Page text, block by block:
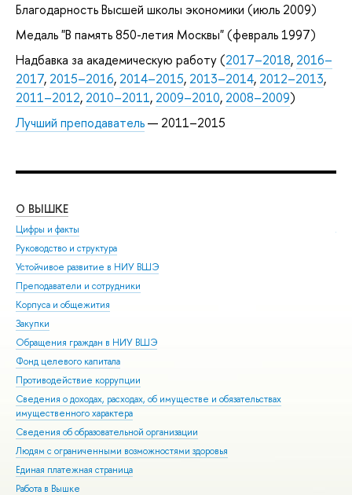
Благодарность Высшей школы экономики (июль 2009)
Медаль "В память 850-летия Москвы" (февраль 1997)
Надбавка за академическую работу (2017–2018, 2016–
2017, 2015–2016, 2014–2015, 2013–2014, 2012–2013,
2011–2012, 2010–2011, 2009–2010, 2008–2009)
Лучший преподаватель— 2011–2015
О ВЫШКЕ
Цифры и факты
Руководство и структура
Устойчивое развитие в НИУ ВШЭ
Преподаватели и сотрудники
Корпуса и общежития
Закупки
Обращения граждан в НИУ ВШЭ
Фонд целевого капитала
Противодействие коррупции
Сведения о доходах, расходах, об имуществе и обязательствах
имущественного характера
Сведения об образовательной организации
Людям с ограниченными возможностями здоровья
Единая платежная страница
Работа в Вышке